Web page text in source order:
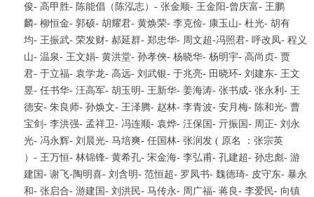
俊- 高甲胜- 陈能倡（陈泓志）- 张金顺- 王金阳-曾庆富- 王鹏
麟- 柳恒金- 郭硕- 胡耀君- 黄焕荣- 李克俭- 康玉山- 杜光- 胡有
均- 王振武- 荣发财- 郝延群- 郑忠华- 周文超-冯照君- 呼改凤- 程义
山- 温泉- 王文娟- 黄洪堂- 孙孝俠- 杨晓华- 杨明宇- 高尚贞- 贾
君- 于立福- 袁学龙- 高远- 刘武银- 于兆亮- 田晓环- 刘建东- 王文
昱- 任书华- 汪高军- 胡玉明- 王新华- 姜海涛- 张书成- 张永利- 王
德安- 朱良师- 孙焕文- 王泽腾- 赵林- 李青波- 安月梅- 陈和光- 曹
宝剑- 李洪强- 孟祥卫- 冯连顺- 袁烨- 汪保国- 亓振国- 周正- 刘永
光- 冯永辉- 刘晨光- 马培爽- 任国林- 张润发 ( 原名 ：张宗英
）- 王万恒- 林锦锋- 黄希孔- 宋金海- 李弘甫- 孔建超- 孙忠彪- 游
建国- 谢飞-陶明喜- 刘含明- 范恒超- 罗凤书- 魏德琦- 皮守东- 暴永
和- 张启合- 游建国- 刘洪民- 马传永- 周广福- 蒋良- 李爱民- 向镇